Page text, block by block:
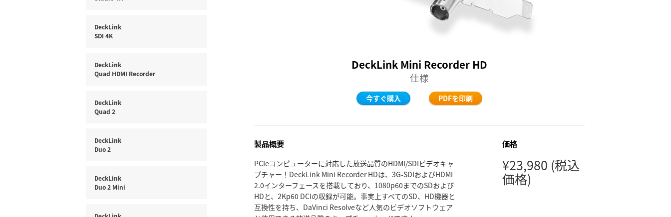
DeckLink
SDI 4K
DeckLink
Quad HDMI Recorder
DeckLink
Quad 2
DeckLink
Duo 2
DeckLink
Duo 2 Mini
DeckLink Mini Recorder HD
仕様
今すぐ購入 PDFを印刷
製品概要
PCIeコンピューターに対応した放送品質のHDMI/SDIビデオキャ
プチャー！DeckLink Mini Recorder HDは、3G-SDIおよびHDMI
2.0インターフェースを搭載しており、1080p60までのSDおよび
HDと、2Kp60 DCIの収録が可能。事実上すべてのSD、HD機器と
互換性を持ち、DaVinci Resolveなど人気のビデオソフトウェア
価格
¥23,980 (税込
価格)